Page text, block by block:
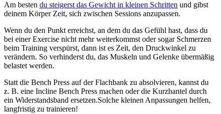
Am besten du steigerst das Gewicht in kleinen Schritten und gibst
deinem Körper Zeit, sich zwischen Sessions anzupassen.
Wenn du den Punkt erreichst, an dem du das Gefühl hast, dass du
bei einer Exercise nicht mehr weiterkommst oder sogar Schmerzen
beim Training verspürst, dann ist es Zeit, den Druckwinkel zu
verändern. So verhinderst du, das Muskeln und Gelenke übermäßig
belastet werden.
Statt die Bench Press auf der Flachbank zu absolvieren, kannst du
z. B. eine Incline Bench Press machen oder die Kurzhantel durch
ein Widerstandsband ersetzen.Solche kleinen Anpassungen helfen,
langfristig zu trainieren!